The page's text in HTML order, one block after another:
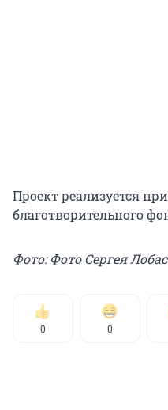
Проект реализуется
благотворительного
Фото: Фото Сергея
0 0